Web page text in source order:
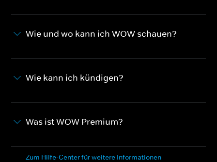
Wie und wo kann ich WOW schauen?
Wie kann ich kündigen?
Was ist WOW Premium?
Zum Hilfe-Center für weitere Informationen